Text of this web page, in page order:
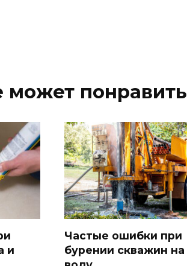
может
и
Частые ошибки при
бурении скважин на